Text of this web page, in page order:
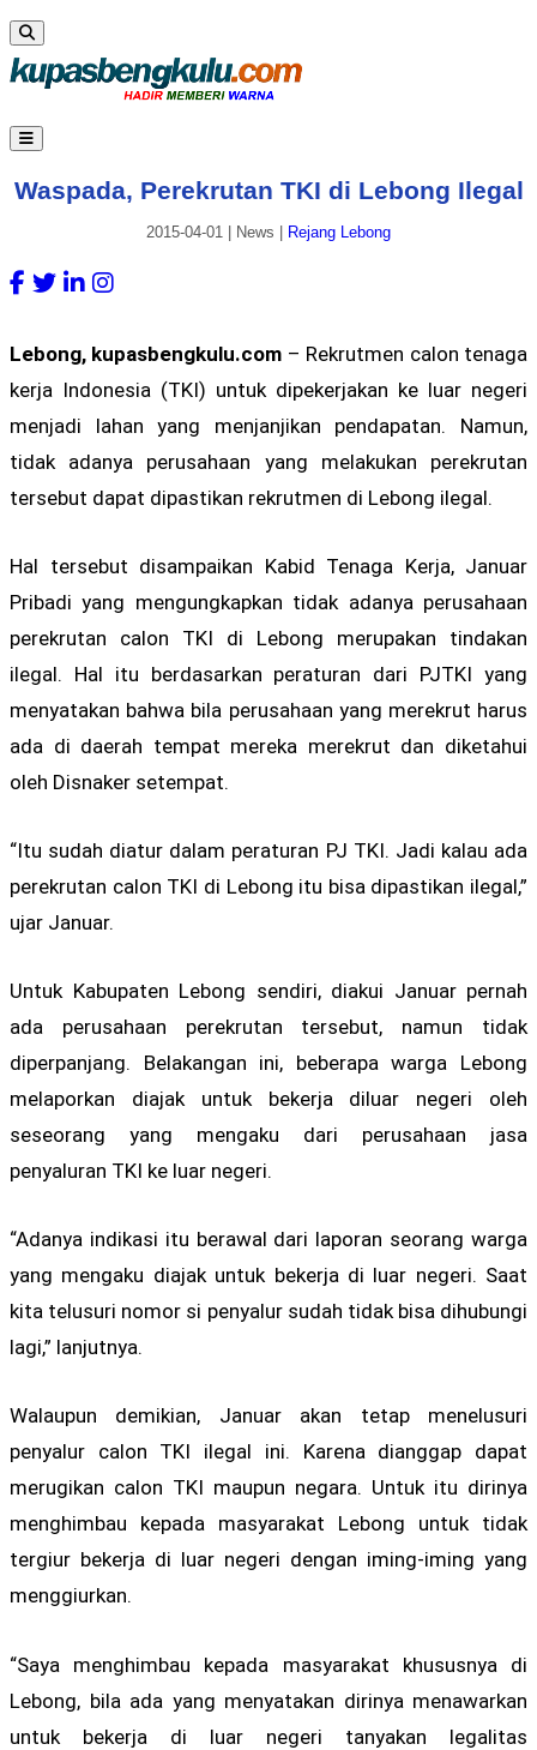
Waspada, Perekrutan TKI di Lebong Ilegal
2015-04-01 News Rejang Lebong
Lebong, kupasbengkulu.com – Rekrutmen calon tenaga
kerja Indonesia (TKI) untuk dipekerjakan ke luar negeri
menjadi lahan yang menjanjikan pendapatan. Namun,
tidak adanya perusahaan yang melakukan perekrutan
tersebut dapat dipastikan rekrutmen di Lebong ilegal.
Hal tersebut disampaikan Kabid Tenaga Kerja, Januar
Pribadi yang mengungkapkan tidak adanya perusahaan
perekrutan calon TKI di Lebong merupakan tindakan
ilegal. Hal itu berdasarkan peraturan dari PJTKI yang
menyatakan bahwa bila perusahaan yang merekrut harus
ada di daerah tempat mereka merekrut dan diketahui
oleh Disnaker setempat.
“Itu sudah diatur dalam peraturan PJ TKI. Jadi kalau ada
perekrutan calon TKI di Lebong itu bisa dipastikan ilegal,”
ujar Januar.
Untuk Kabupaten Lebong sendiri, diakui Januar pernah
ada perusahaan perekrutan tersebut, namun tidak
diperpanjang. Belakangan ini, beberapa warga Lebong
melaporkan diajak untuk bekerja diluar negeri oleh
seseorang yang mengaku dari perusahaan jasa
penyaluran TKI ke luar negeri.
“Adanya indikasi itu berawal dari laporan seorang warga
yang mengaku diajak untuk bekerja di luar negeri. Saat
kita telusuri nomor si penyalur sudah tidak bisa dihubungi
lagi,” lanjutnya.
Walaupun demikian, Januar akan tetap menelusuri
penyalur calon TKI ilegal ini. Karena dianggap dapat
merugikan calon TKI maupun negara. Untuk itu dirinya
menghimbau kepada masyarakat Lebong untuk tidak
tergiur bekerja di luar negeri dengan iming-iming yang
menggiurkan.
“Saya menghimbau kepada masyarakat khususnya di
Lebong, bila ada yang menyatakan dirinya menawarkan
untuk bekerja di luar negeri tanyakan legalitas